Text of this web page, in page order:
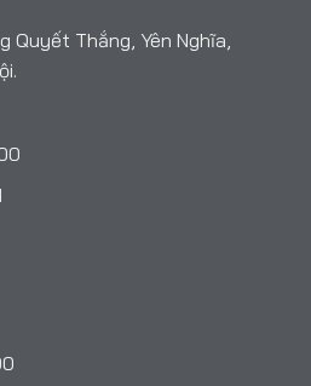
Quyết Thắng, Yên Nghĩa,